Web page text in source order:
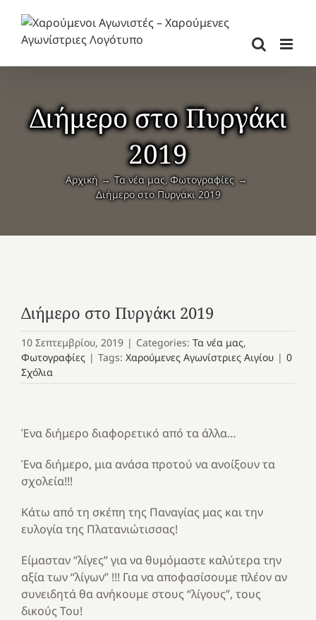
περιεχόμενο
Διήμερο στο Πυργάκι
2019
Αρχική Τα νέα μας Φωτογραφίες
Διήμερο στο Πυργάκι 2019
Διήμερο στο Πυργάκι 2019
10 Σεπτεμβρίου, 2019 | Categories: Τα νέα μας,
Φωτογραφίες | Tags: Χαρούμενες Αγωνίστριες Αιγίου | 0
Σχόλια
Ένα διήμερο διαφορετικό από τα άλλα…
Ένα διήμερο, μια ανάσα προτού να ανοίξουν τα
σχολεία!!!
Κάτω από τη σκέπη της Παναγίας μας και την
ευλογία της Πλατανιώτισσας!
Είμασταν “λίγες” για να θυμόμαστε καλύτερα την
αξία των “λίγων” !!! Για να αποφασίσουμε πλέον αν
συνειδητά θα ανήκουμε στους “λίγους”, τους
δικούς Του!